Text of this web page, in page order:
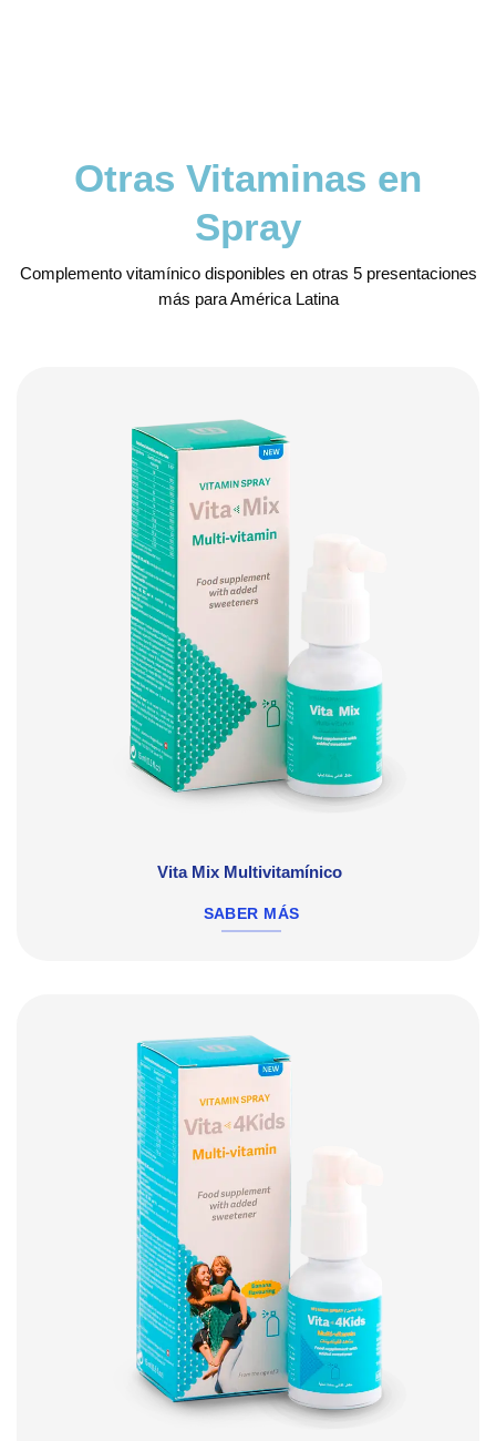
Otras Vitaminas en
Spray
Complemento vitamínico disponibles en otras 5 presentaciones
más para América Latina
Vita Mix Multivitamínico
SABER MÁS